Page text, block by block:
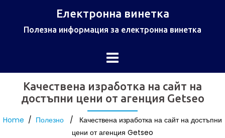
Електронна винетка
Полезна информация за електронна винетка
Качествена изработка на сайт на
достъпни цени от агенция Getseo
Home / Полезно / Качествена изработка на сайт на достъпни
цени от агенция Getseo